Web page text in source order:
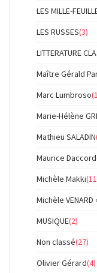
LES MILLE-
LES RUSSES(3)
LITTERATURE
Maître Gérald
Marc Lumbroso
Marie-Hélène
Mathieu SALADIN
Maurice Daccord
Michèle Makki
Michèle
MUSIQUE(2)
Non classé(27)
Olivier Gérard(4)